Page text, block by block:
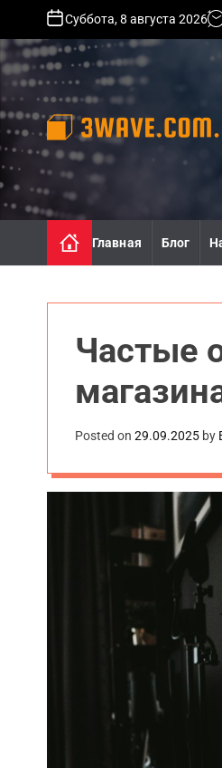
p
o
o
n
t
e
Суббота, 8 августа 2026
3
w
a
v
c
Главная Блог
Частые
Posted on 29.09.2025 by